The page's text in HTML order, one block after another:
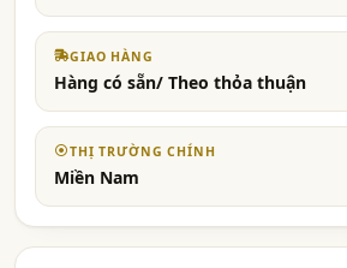
GIAO HÀNG
Hàng có sẵn/ Theo thỏa thuận
THỊ TRƯỜNG CHÍNH
Miền Nam